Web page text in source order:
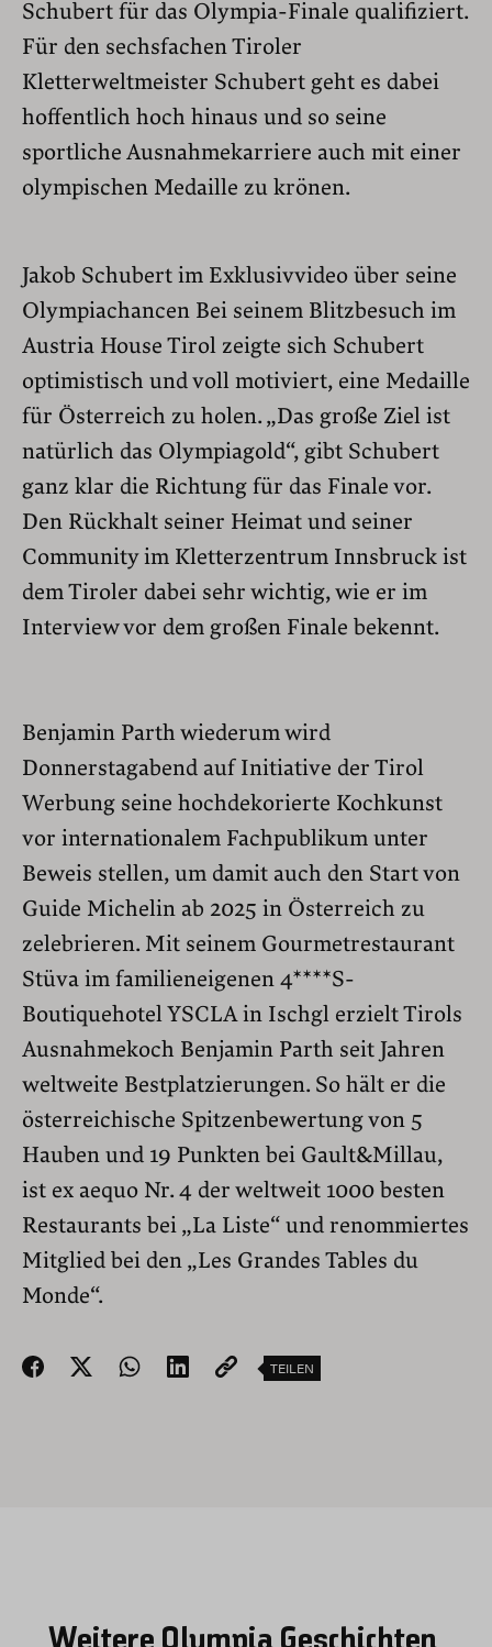
Schubert für das Olympia-Finale qualifiziert.
Für den sechsfachen Tiroler
Kletterweltmeister Schubert geht es dabei
hoffentlich hoch hinaus und so seine
sportliche Ausnahmekarriere auch mit einer
olympischen Medaille zu krönen.
Jakob Schubert im Exklusivvideo über seine
Olympiachancen Bei seinem Blitzbesuch im
Austria House Tirol zeigte sich Schubert
optimistisch und voll motiviert, eine Medaille
für Österreich zu holen. „Das große Ziel ist
natürlich das Olympiagold“, gibt Schubert
ganz klar die Richtung für das Finale vor.
Den Rückhalt seiner Heimat und seiner
Community im Kletterzentrum Innsbruck ist
dem Tiroler dabei sehr wichtig, wie er im
Interview vor dem großen Finale bekennt.
Benjamin Parth wiederum wird
Donnerstagabend auf Initiative der Tirol
Werbung seine hochdekorierte Kochkunst
vor internationalem Fachpublikum unter
Beweis stellen, um damit auch den Start von
Guide Michelin ab 2025 in Österreich zu
zelebrieren. Mit seinem Gourmetrestaurant
Stüva im familieneigenen 4****S-
Boutiquehotel YSCLA in Ischgl erzielt Tirols
Ausnahmekoch Benjamin Parth seit Jahren
weltweite Bestplatzierungen. So hält er die
österreichische Spitzenbewertung von 5
Hauben und 19 Punkten bei Gault&Millau,
ist ex aequo Nr. 4 der weltweit 1000 besten
Restaurants bei „La Liste“ und renommiertes
Mitglied bei den „Les Grandes Tables du
Monde“.
TEILEN